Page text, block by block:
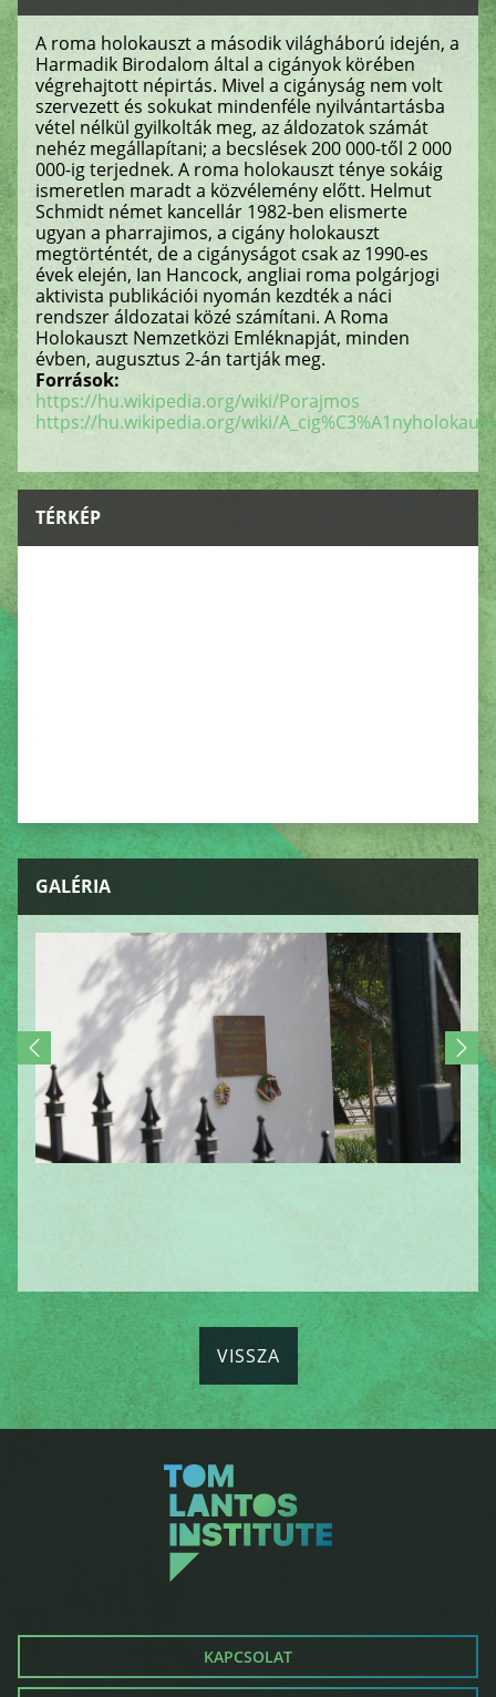
A roma holokauszt a második világháború idején, a
Harmadik Birodalom által a cigányok körében
végrehajtott népirtás. Mivel a cigányság nem volt
szervezett és sokukat mindenféle nyilvántartásba
vétel nélkül gyilkolták meg, az áldozatok számát
nehéz megállapítani; a becslések 200 000-től 2 000
000-ig terjednek. A roma holokauszt ténye sokáig
ismeretlen maradt a közvélemény előtt. Helmut
Schmidt német kancellár 1982-ben elismerte
ugyan a pharrajimos, a cigány holokauszt
megtörténtét, de a cigányságot csak az 1990-es
évek elején, Ian Hancock, angliai roma polgárjogi
aktivista publikációi nyomán kezdték a náci
rendszer áldozatai közé számítani. A Roma
Holokauszt Nemzetközi Emléknapját, minden
évben, augusztus 2-án tartják meg.
Források:
https://hu.wikipedia.org/wiki/Porajmos
https://hu.wikipedia.org/wiki/
TÉRKÉP
GALÉRIA
VISSZA
KAPCSOLAT